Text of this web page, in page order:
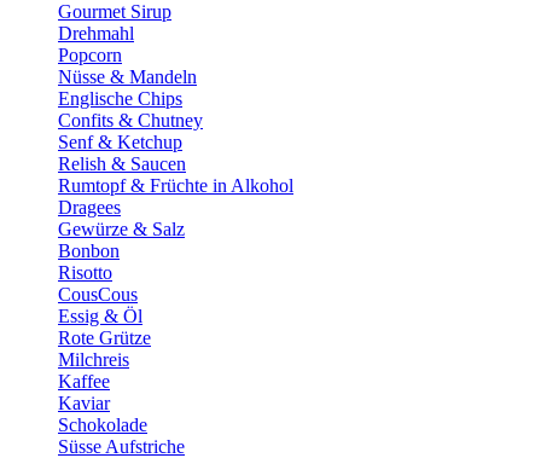
Gourmet Sirup
Drehmahl
Popcorn
Nüsse & Mandeln
Englische Chips
Confits & Chutney
Senf & Ketchup
Relish & Saucen
Rumtopf & Früchte in Alkohol
Dragees
Gewürze & Salz
Bonbon
Risotto
CousCous
Essig & Öl
Rote Grütze
Milchreis
Kaffee
Kaviar
Schokolade
Süsse Aufstriche